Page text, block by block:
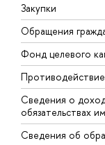
Закупки
Обращения
Фонд целевого
Сведения о
обязательствах
Сведения об